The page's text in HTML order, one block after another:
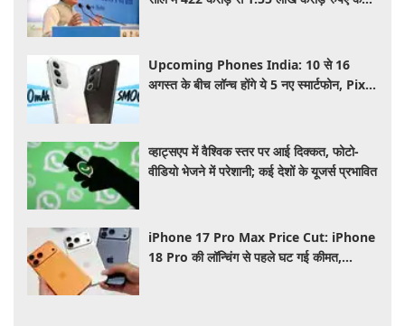
Upcoming Phones India: 10 से 16
अगस्त के बीच लॉन्च होंगे ये 5 नए स्मार्टफोन, Pixel
व्हाट्सएप में वैश्विक स्तर पर आई दिक्कत, फोटो-
वीडियो भेजने में परेशानी; कई देशों के यूजर्स प्रभावित
iPhone 17 Pro Max Price Cut: iPhone
18 Pro की लॉन्चिंग से पहले घट गई कीमत,